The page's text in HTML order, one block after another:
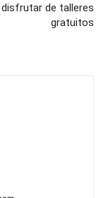
de talleres
gratuitos